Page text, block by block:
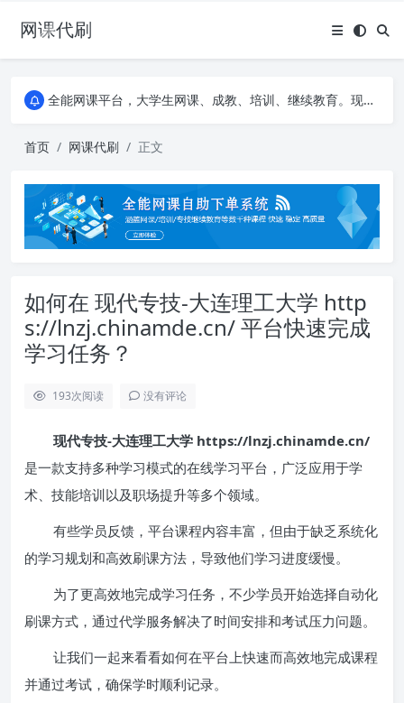
网课代刷
AI论文写作平台，根据真实文献内容生成论文
全能网课平台，大学生网课、成教、培训、继续教育。现已接入代刷代考项目3000+
全能网课平台，大学生网课、成教、培训、继续教育。现已接入代刷代考项目3000+
首页 网课代刷 正文
如何在 现代专技-大连理工大学 http
s://lnzj.chinamde.cn/ 平台快速完成
学习任务？
193次阅读 没有评论
现代专技-大连理工大学 https://lnzj.chinamde.cn/
是一款支持多种学习模式的在线学习平台，广泛应用于学
术、技能培训以及职场提升等多个领域。
有些学员反馈，平台课程内容丰富，但由于缺乏系统化
的学习规划和高效刷课方法，导致他们学习进度缓慢。
为了更高效地完成学习任务，不少学员开始选择自动化
刷课方式，通过代学服务解决了时间安排和考试压力问题。
让我们一起来看看如何在平台上快速而高效地完成课程
并通过考试，确保学时顺利记录。